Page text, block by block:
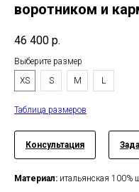
воротником и
46 400 р.
Выберите размер
XS
S M L
Таблица размеров
Консультация
Материал: итальянская 100%